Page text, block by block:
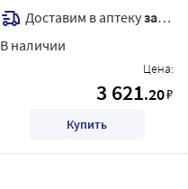
Доставим в аптекузавтра
В наличии
Цена:
3 621.20₽
Купить